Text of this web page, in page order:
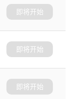
即将开始
即将开始
即将开始